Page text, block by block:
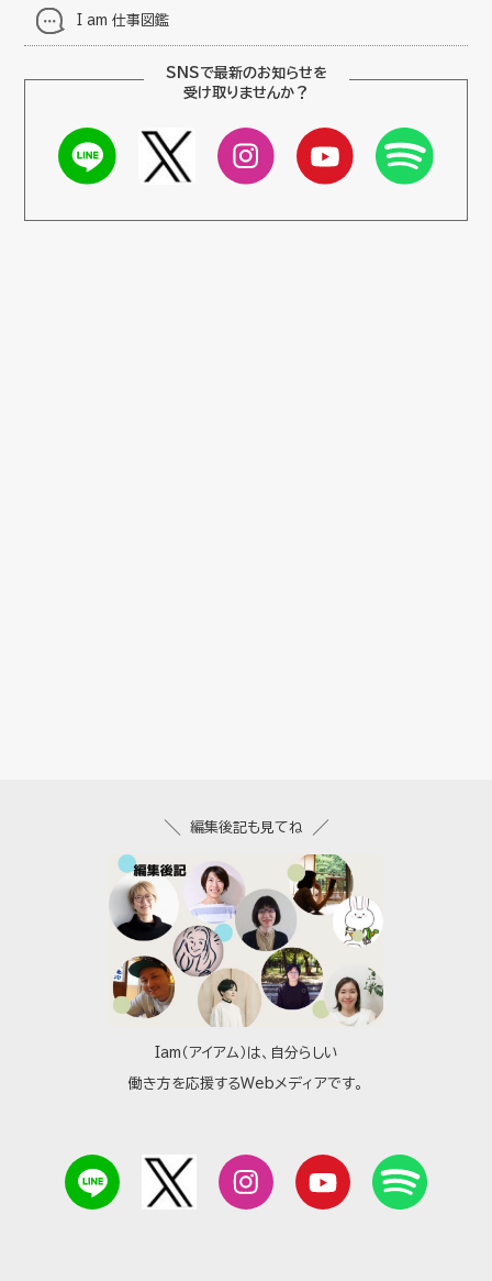
I am 仕事図鑑
SNSで最新のお知らせを
受け取りませんか？
Iam（アイアム）は、自分らしい
働き方を応援するWebメディアです。
編集後記も見てね